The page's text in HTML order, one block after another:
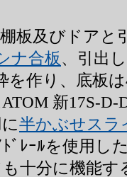
板及びドアと
ナ合板、引出
作り、底板
新17S-D-
半かぶせスラ
ﾚｰﾙを使用し
十分に機能す